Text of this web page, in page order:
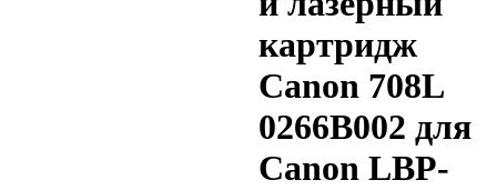
картридж
Canon 708L
0266B002 для
Canon LBP-